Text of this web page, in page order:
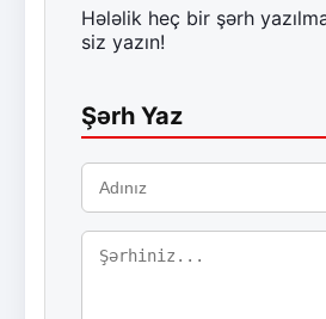
Hələlik heç bir şərh
siz yazın!
Şərh Yaz